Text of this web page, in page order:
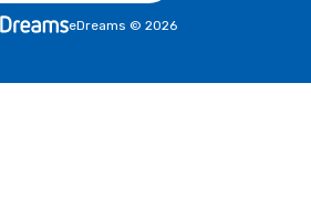
eDreams © 2026